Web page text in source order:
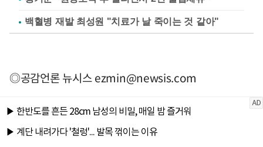
백혈병 재발 최성원 "치료가 날 죽이는 것 같아"
◎공감언론 뉴시스ezmin@newsis.com